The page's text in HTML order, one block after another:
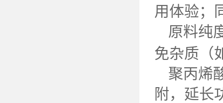
用体验；
原料纯
免杂质（
聚丙烯
附，延长